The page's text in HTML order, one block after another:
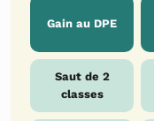
Gain au DPE
Saut de 2
classes